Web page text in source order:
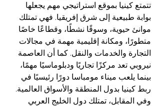
تتمتع كينيا بموقع استراتيجي مهم يجعلها
بوابة طبيعية إلى شرق إفريقيا. فهي تمتلك
موانئ حيوية، وسوقًا نشطًا، وقطاعًا خاصًا
متطورًا، ومكانة إقليمية مهمة في مجالات
التجارة والخدمات والنقل. كما أن العاصمة
نيروبي تعد مركزًا تجاريًا ودبلوماسيًا مهمًا،
بينما يلعب ميناء مومباسا دورًا رئيسيًا في
ربط كينيا بدول المنطقة والأسواق العالمية.
وفي المقابل، تمتلك دول الخليج العربي